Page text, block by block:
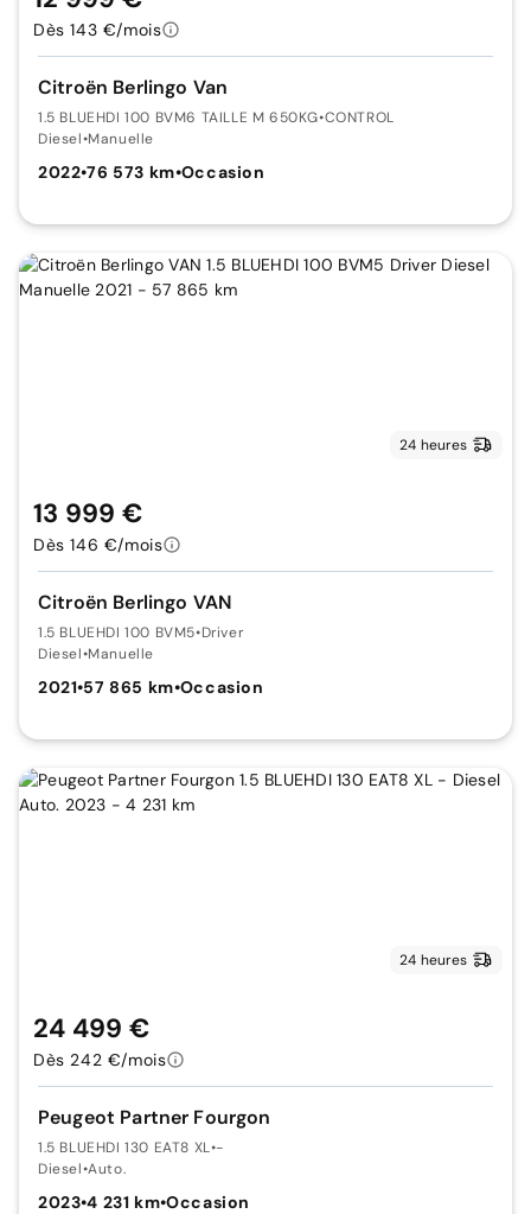
Citroën Berlingo Van
1.5 BLUEHDI 100 BVM6 TAILLE M 650KG•CONTROL
Diesel•Manuelle
2022•76 573 km•Occasion
Dès 143 €/mois
24 heures
Citroën Berlingo VAN
1.5 BLUEHDI 100 BVM5•Driver
Diesel•Manuelle
2021•57 865 km•Occasion
13 999 €
Dès 146 €/mois
24 heures
Peugeot Partner Fourgon
1.5 BLUEHDI 130 EAT8 XL•-
Diesel•Auto.
2023•4 231 km•Occasion
24 499 €
Dès 242 €/mois